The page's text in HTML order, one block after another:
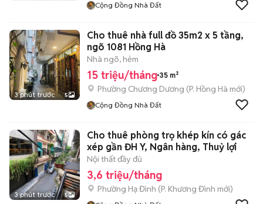
Cộng Đồng Nhà Đất
3 phút trước 5
Cho thuê nhà full đồ 35m2 x 5 tầng,
ngõ 1081 Hồng Hà
Nhà ngõ, hẻm
15 triệu/tháng 35 m²
Phường Chương Dương (P. Hồng Hà mới)
Cộng Đồng Nhà Đất
3 phút trước 5
Cho thuê phòng trọ khép kín có gác
xép gần ĐH Y, Ngân hàng, Thuỷ lợi
Nội thất đầy đủ
3,6 triệu/tháng
Phường Hạ Đình (P. Khương Đình mới)